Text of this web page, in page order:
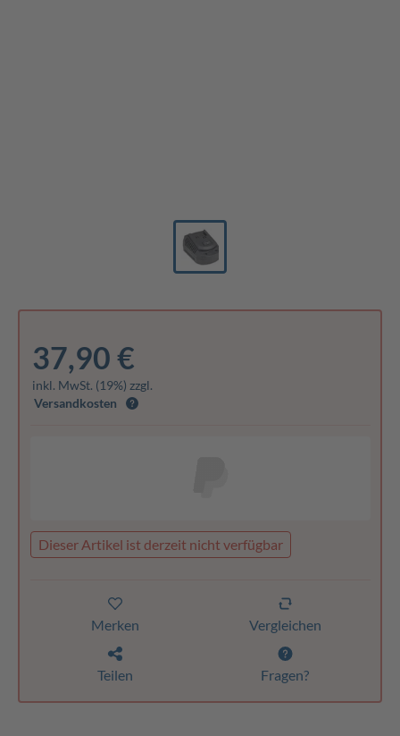
37,90 €
inkl. MwSt. (19%) zzgl.
Versandkosten
Dieser Artikel ist derzeit nicht verfügbar
Merken Vergleichen
Teilen Fragen?